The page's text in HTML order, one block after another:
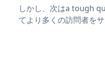
しかし、次はa tough
てより多くの訪問者を